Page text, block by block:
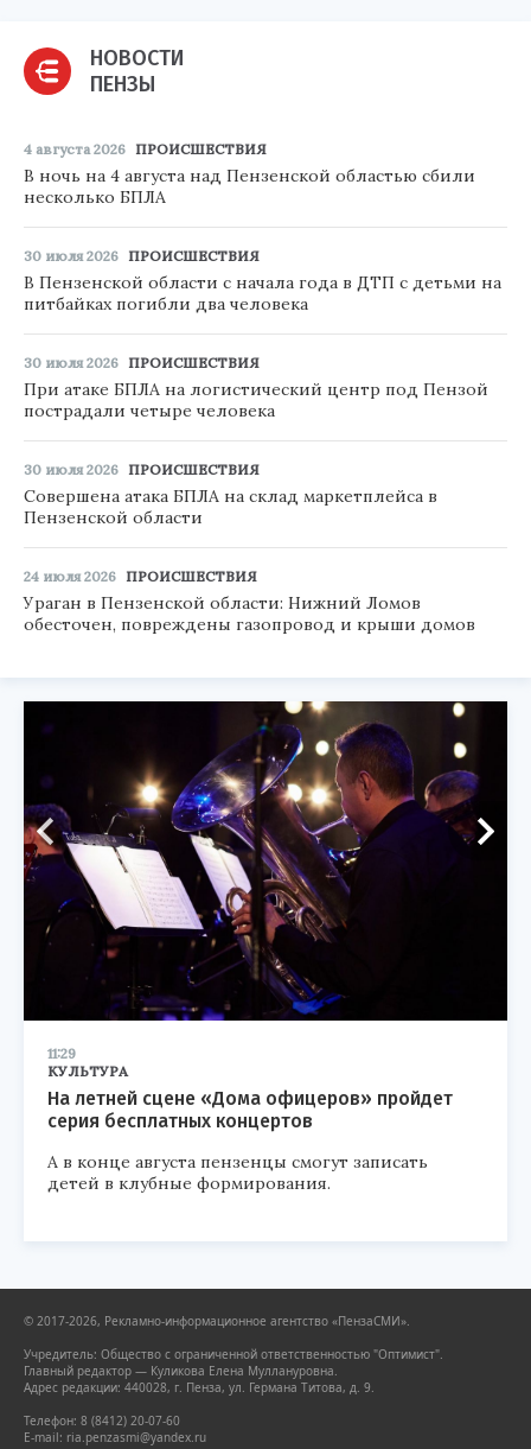
НОВОСТИ
ПЕНЗЫ
4 августа 2026 ПРОИСШЕСТВИЯ
В ночь на 4 августа над Пензенской областью сбили
несколько БПЛА
30 июля 2026 ПРОИСШЕСТВИЯ
В Пензенской области с начала года в ДТП с детьми на
питбайках погибли два человека
30 июля 2026 ПРОИСШЕСТВИЯ
При атаке БПЛА на логистический центр под Пензой
пострадали четыре человека
30 июля 2026 ПРОИСШЕСТВИЯ
Совершена атака БПЛА на склад маркетплейса в
Пензенской области
24 июля 2026 ПРОИСШЕСТВИЯ
Ураган в Пензенской области: Нижний Ломов
обесточен, повреждены газопровод и крыши домов
11:29
КУЛЬТУРА
На летней сцене «Дома офицеров» пройдет
серия бесплатных концертов
А в конце августа пензенцы смогут записать
детей в клубные формирования.
© 2017-2026, Рекламно-информационное агентство «ПензаСМИ».
Учредитель: Общество с ограниченной ответственностью "Оптимист".
Главный редактор — Куликова Елена Муллануровна.
Адрес редакции: 440028, г. Пенза, ул. Германа Титова, д. 9.
Телефон: 8 (8412) 20-07-60
E-mail: ria.penzasmi@yandex.ru